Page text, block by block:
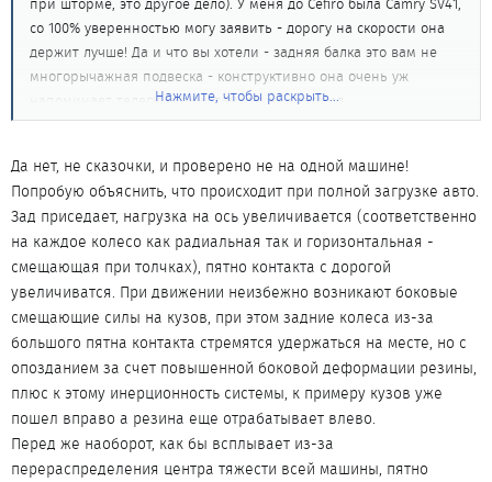
со 100% уверенностью могу заявить - дорогу на скорости она
держит лучше! Да и что вы хотели - задняя балка это вам не
многорычажная подвеска - конструктивно она очень уж
напоминает телегу, что бы там кто не говорил...
Нажмите, чтобы раскрыть...
Да нет, не сказочки, и проверено не на одной машине!
Попробую объяснить, что происходит при полной загрузке авто.
Зад приседает, нагрузка на ось увеличивается (соответственно
на каждое колесо как радиальная так и горизонтальная -
смещающая при толчках), пятно контакта с дорогой
увеличиватся. При движении неизбежно возникают боковые
смещающие силы на кузов, при этом задние колеса из-за
большого пятна контакта стремятся удержаться на месте, но с
опозданием за счет повышенной боковой деформации резины,
плюс к этому инерционность системы, к примеру кузов уже
пошел вправо а резина еще отрабатывает влево.
Перед же наоборот, как бы всплывает из-за
перераспределения центра тяжести всей машины, пятно